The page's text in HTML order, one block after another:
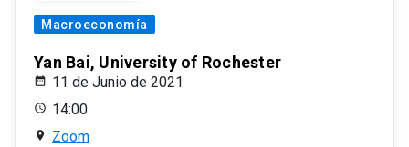
Macroeconomía
Yan Bai, University of Rochester
11 de Junio de 2021
14:00
Zoom